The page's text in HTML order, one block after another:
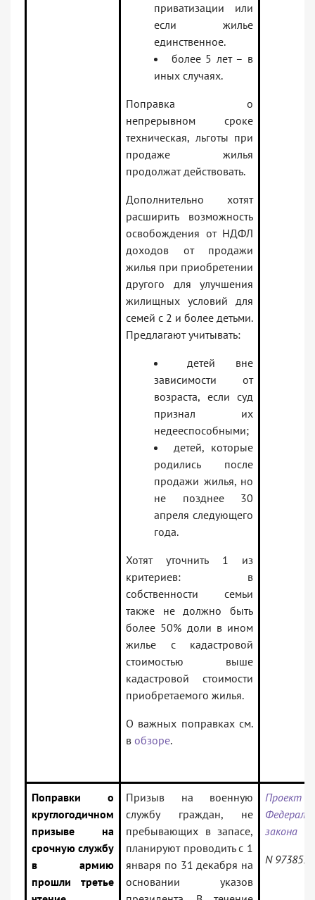
приватизации или
если жилье
единственное.
более 5 лет – в
иных случаях.
Поправка о
непрерывном сроке
техническая, льготы при
продаже жилья
продолжат действовать.
Дополнительно хотят
расширить возможность
освобождения от НДФЛ
доходов от продажи
жилья при приобретении
другого для улучшения
жилищных условий для
семей с 2 и более детьми.
Предлагают учитывать:
детей вне
зависимости от
возраста, если суд
признал их
недееспособными;
детей, которые
родились после
продажи жилья, но
не позднее 30
апреля следующего
года.
Хотят уточнить 1 из
критериев: в
собственности семьи
также не должно быть
более 50% доли в ином
жилье с кадастровой
стоимостью выше
кадастровой стоимости
приобретаемого жилья.
О важных поправках см.
в обзоре.
Поправки о
круглогодичном
призыве на
срочную службу
в армию
прошли третье
Призыв на военную
службу граждан, не
пребывающих в запасе,
планируют проводить с 1
января по 31 декабря на
основании указов
Проект
закона
N 973851-